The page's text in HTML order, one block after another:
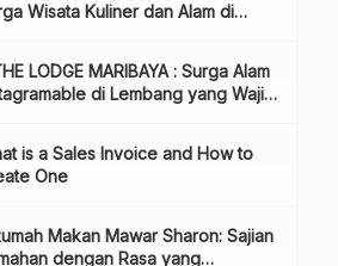
Wisata Kuliner dan Alam di
LODGE MARIBAYA : Surga Alam
di Lembang yang Wajib
is a Sales Invoice and How to
One
Makan Mawar Sharon: Sajian
dengan Rasa yang